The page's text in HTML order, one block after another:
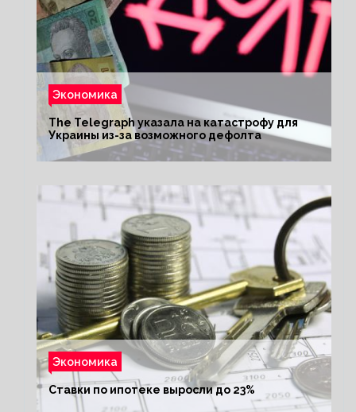
Экономика
The Telegraph указала на катастрофу для
Украины из-за возможного дефолта
Экономика
Ставки по ипотеке выросли до 23%